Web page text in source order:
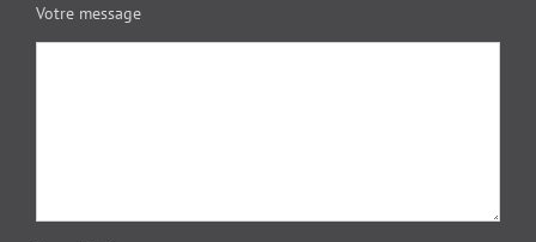
Votre message